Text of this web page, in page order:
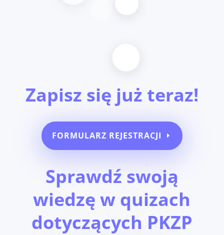
Zapisz się już teraz!
FORMULARZ REJESTRACJI
Sprawdź swoją
wiedzę w quizach
dotyczących PKZP